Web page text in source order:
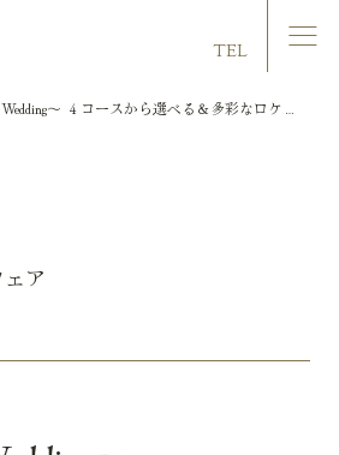
TEL
ア
～ ４コースから選べる＆多彩なロケー